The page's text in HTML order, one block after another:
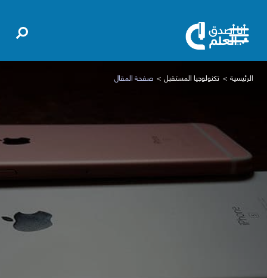
الرئيسية تكنولوجيا المستقبل صفحة المقال